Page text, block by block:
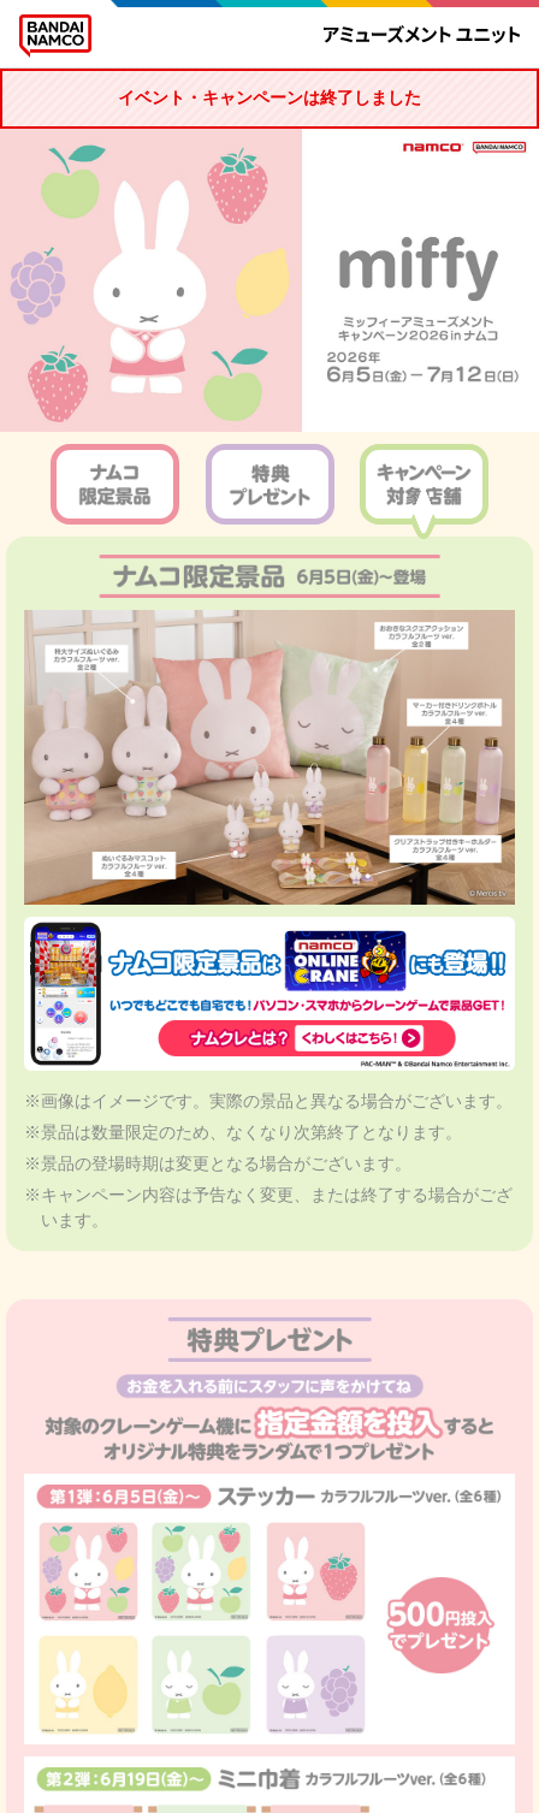
イベント・キャンペーンは終了しました
※画像はイメージです。実際の景品と異なる場合がございます。
※景品は数量限定のため、なくなり次第終了となります。
※景品の登場時期は変更となる場合がございます。
※キャンペーン内容は予告なく変更、または終了する場合がござ
います。